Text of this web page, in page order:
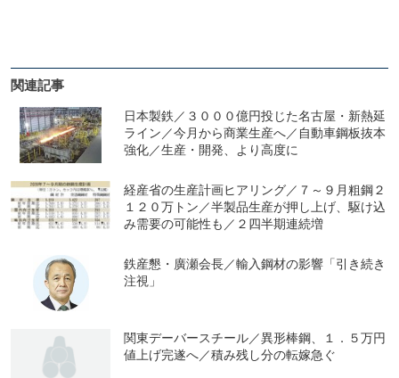
関連記事
日本製鉄／３０００億円投じた名古屋・新熱延
ライン／今月から商業生産へ／自動車鋼板抜本
強化／生産・開発、より高度に
経産省の生産計画ヒアリング／７～９月粗鋼２
１２０万トン／半製品生産が押し上げ、駆け込
み需要の可能性も／２四半期連続増
鉄産懇・廣瀬会長／輸入鋼材の影響「引き続き
注視」
関東デーバースチール／異形棒鋼、１．５万円
値上げ完遂へ／積み残し分の転嫁急ぐ